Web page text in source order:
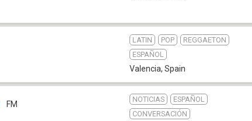
LATIN POP
REGGAETON
ESPAÑOL
Valencia, Spain
FM
NOTICIAS
ESPAÑOL
CONVERSACIÓN